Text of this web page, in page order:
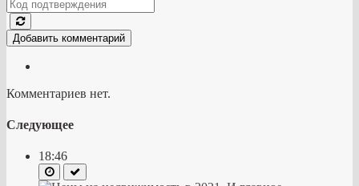
Добавить комментарий
Комментариев нет.
Следующее
18:46